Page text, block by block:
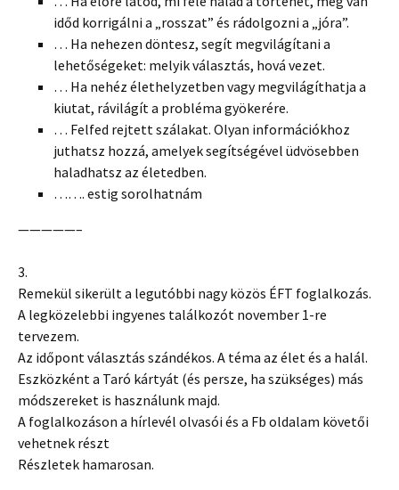
időd korrigálni a „rosszat” és rádolgozni a „jóra”.
… Ha nehezen döntesz, segít megvilágítani a
lehetőségeket: melyik választás, hová vezet.
… Ha nehéz élethelyzetben vagy megvilágíthatja a
kiutat, rávilágít a probléma gyökerére.
… Felfed rejtett szálakat. Olyan információkhoz
juthatsz hozzá, amelyek segítségével üdvösebben
haladhatsz az életedben.
……. estig sorolhatnám
—————–
3.
Remekül sikerült a legutóbbi nagy közös ÉFT foglalkozás.
A legközelebbi ingyenes találkozót november 1-re
tervezem.
Az időpont választás szándékos. A téma az élet és a halál.
Eszközként a Taró kártyát (és persze, ha szükséges) más
módszereket is használunk majd.
A foglalkozáson a hírlevél olvasói és a Fb oldalam követői
vehetnek részt
Részletek hamarosan.